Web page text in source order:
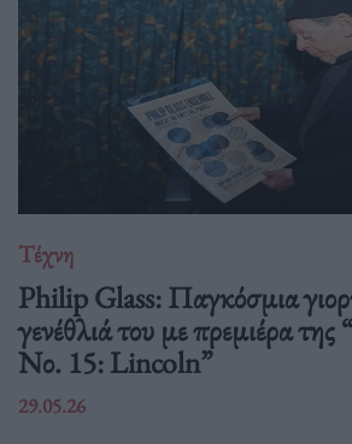
Τέχνη
Philip Glass: Παγκόσμια
γενέθλιά του με πρεμιέρα
Νο. 15: Lincoln”
29.05.26